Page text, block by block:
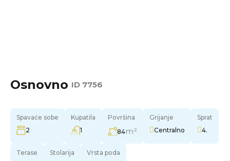
Osnovno ID 7756
Spavaće sobe
2
Kupatila
1
Površina
84m²
Grijanje
Centralno
Sprat
4.
Terase
Stolarija
Vrsta poda